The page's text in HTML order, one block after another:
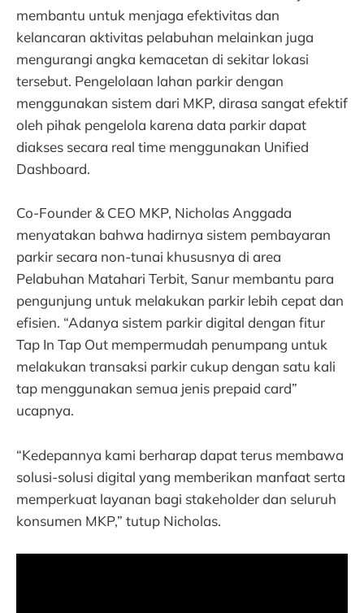
membantu untuk menjaga efektivitas dan
kelancaran aktivitas pelabuhan melainkan juga
mengurangi angka kemacetan di sekitar lokasi
tersebut. Pengelolaan lahan parkir dengan
menggunakan sistem dari MKP, dirasa sangat efektif
oleh pihak pengelola karena data parkir dapat
diakses secara real time menggunakan Unified
Dashboard.
Co-Founder & CEO MKP, Nicholas Anggada
menyatakan bahwa hadirnya sistem pembayaran
parkir secara non-tunai khususnya di area
Pelabuhan Matahari Terbit, Sanur membantu para
pengunjung untuk melakukan parkir lebih cepat dan
efisien. “Adanya sistem parkir digital dengan fitur
Tap In Tap Out mempermudah penumpang untuk
melakukan transaksi parkir cukup dengan satu kali
tap menggunakan semua jenis prepaid card”
ucapnya.
“Kedepannya kami berharap dapat terus membawa
solusi-solusi digital yang memberikan manfaat serta
memperkuat layanan bagi stakeholder dan seluruh
konsumen MKP,” tutup Nicholas.